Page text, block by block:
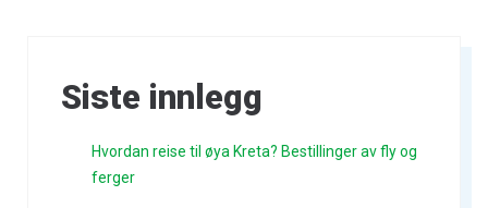
Siste innlegg
Hvordan reise til øya Kreta? Bestillinger av fly og
ferger